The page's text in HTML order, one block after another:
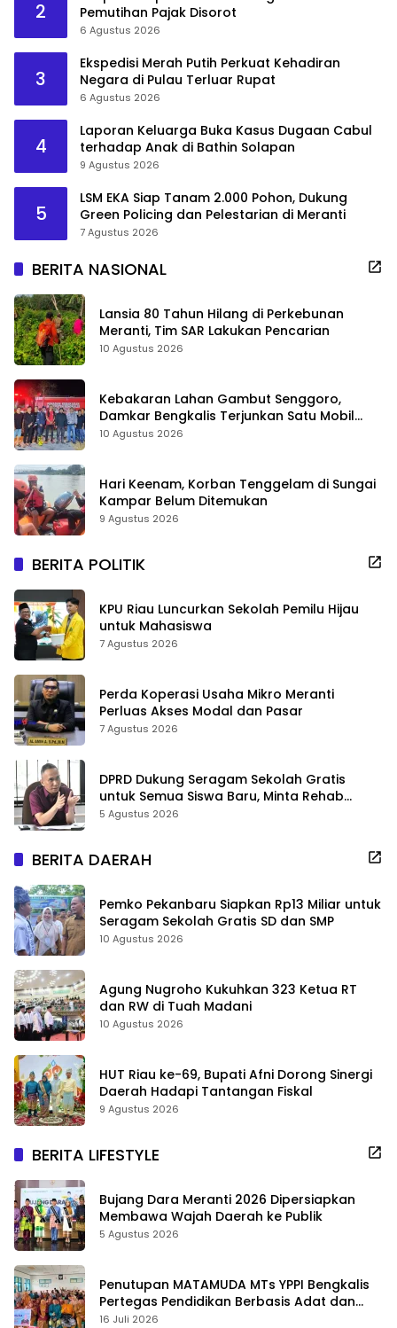
2
Pemutihan Pajak Disorot
6 Agustus 2026
3
Ekspedisi Merah Putih Perkuat Kehadiran
Negara di Pulau Terluar Rupat
6 Agustus 2026
4
Laporan Keluarga Buka Kasus Dugaan Cabul
terhadap Anak di Bathin Solapan
9 Agustus 2026
5
LSM EKA Siap Tanam 2.000 Pohon, Dukung
Green Policing dan Pelestarian di Meranti
7 Agustus 2026
BERITA NASIONAL
Lansia 80 Tahun Hilang di Perkebunan
Meranti, Tim SAR Lakukan Pencarian
10 Agustus 2026
Kebakaran Lahan Gambut Senggoro,
Damkar Bengkalis Terjunkan Satu Mobil
Pemadam
10 Agustus 2026
Hari Keenam, Korban Tenggelam di Sungai
Kampar Belum Ditemukan
9 Agustus 2026
BERITA POLITIK
KPU Riau Luncurkan Sekolah Pemilu Hijau
untuk Mahasiswa
7 Agustus 2026
Perda Koperasi Usaha Mikro Meranti
Perluas Akses Modal dan Pasar
7 Agustus 2026
DPRD Dukung Seragam Sekolah Gratis
untuk Semua Siswa Baru, Minta Rehab
Sekolah Jangan Dikurangi
5 Agustus 2026
BERITA DAERAH
Pemko Pekanbaru Siapkan Rp13 Miliar untuk
Seragam Sekolah Gratis SD dan SMP
10 Agustus 2026
Agung Nugroho Kukuhkan 323 Ketua RT
dan RW di Tuah Madani
10 Agustus 2026
HUT Riau ke-69, Bupati Afni Dorong Sinergi
Daerah Hadapi Tantangan Fiskal
9 Agustus 2026
BERITA LIFESTYLE
Bujang Dara Meranti 2026 Dipersiapkan
Membawa Wajah Daerah ke Publik
5 Agustus 2026
Penutupan MATAMUDA MTs YPPI Bengkalis
Pertegas Pendidikan Berbasis Adat dan
Karakter
16 Juli 2026